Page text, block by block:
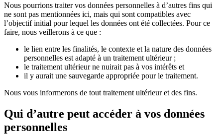
Nous pourrions traiter vos données personnelles à d’autres fins qui
ne sont pas mentionnées ici, mais qui sont compatibles avec
l’objectif initial pour lequel les données ont été collectées. Pour ce
faire, nous veillerons à ce que :
le lien entre les finalités, le contexte et la nature des données
personnelles est adapté à un traitement ultérieur ;
le traitement ultérieur ne nuirait pas à vos intérêts et
il y aurait une sauvegarde appropriée pour le traitement.
Nous vous informerons de tout traitement ultérieur et des fins.
Qui d’autre peut accéder à vos données
personnelles